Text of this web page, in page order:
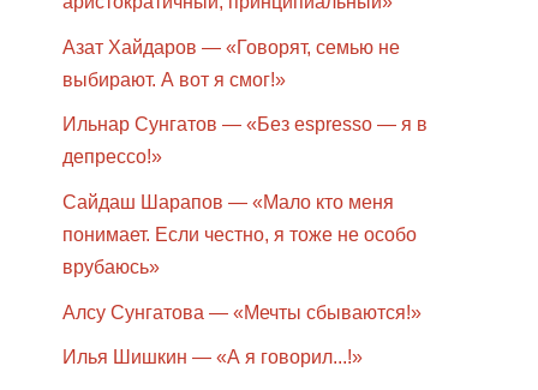
Азат Хайдаров — «Говорят, семью не
выбирают. А вот я смог!»
Ильнар Сунгатов — «Без espresso — я в
депрессо!»
Сайдаш Шарапов — «Мало кто меня
понимает. Если честно, я тоже не особо
врубаюсь»
Алсу Сунгатова — «Мечты сбываются!»
Илья Шишкин — «А я говорил...!»